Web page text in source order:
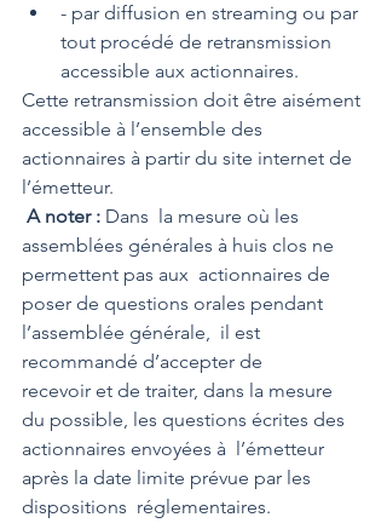
- par diffusion en streaming ou par
tout procédé de retransmission
accessible aux actionnaires.
Cette retransmission doit être aisément
accessible à l’ensemble des
actionnaires à partir du site internet de
l’émetteur.
A noter : Dans  la mesure où les
assemblées générales à huis clos ne
permettent pas aux  actionnaires de
poser de questions orales pendant
l’assemblée générale,  il est
recommandé d’accepter de
recevoir et de traiter, dans la mesure
du possible, les questions écrites des
actionnaires envoyées à  l’émetteur
après la date limite prévue par les
dispositions  réglementaires.